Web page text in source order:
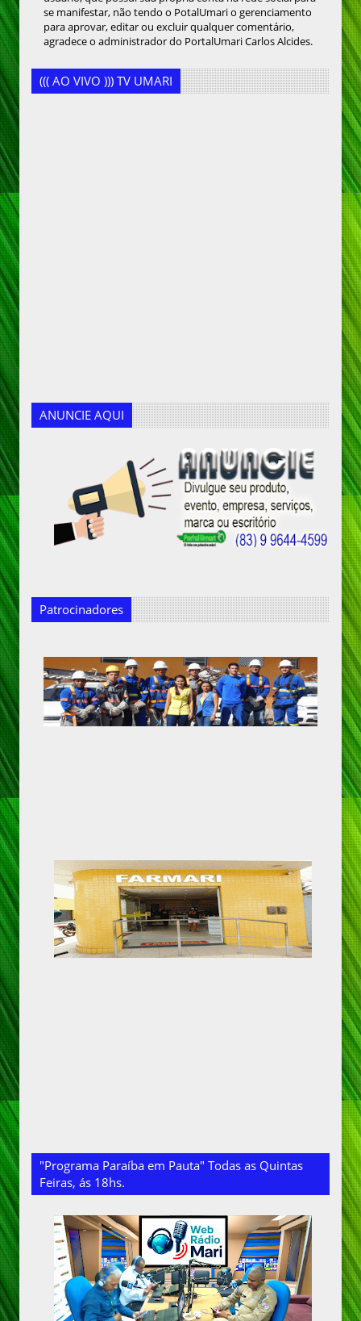
se manifestar, não tendo o PotalUmari o gerenciamento
para aprovar, editar ou excluir qualquer comentário,
agradece o administrador do PortalUmari Carlos Alcides.
((( AO VIVO ))) TV UMARI
ANUNCIE AQUI
Patrocinadores
"Programa Paraíba em Pauta" Todas as Quintas
Feiras, ás 18hs.